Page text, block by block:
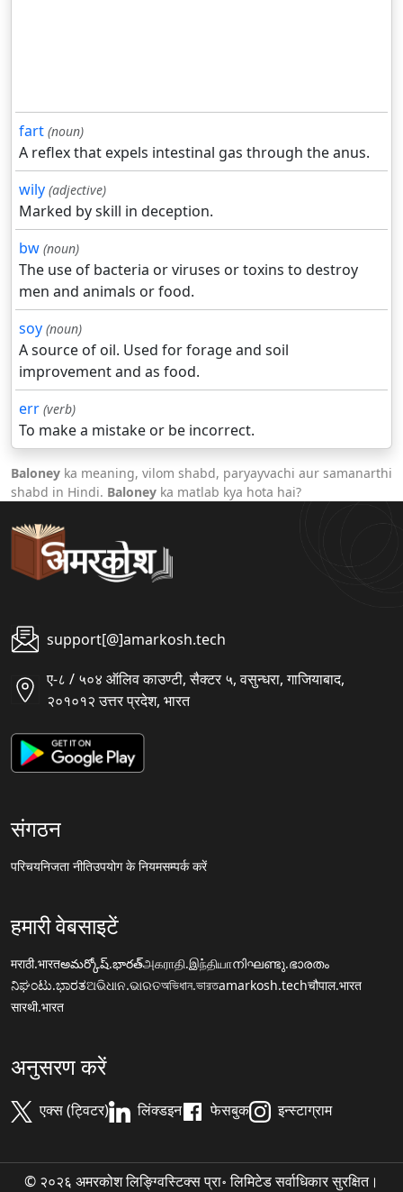
fart (noun)
A reflex that expels intestinal gas through the anus.
wily (adjective)
Marked by skill in deception.
bw (noun)
The use of bacteria or viruses or toxins to destroy
men and animals or food.
soy (noun)
A source of oil. Used for forage and soil
improvement and as food.
err (verb)
To make a mistake or be incorrect.
Baloney ka meaning, vilom shabd, paryayvachi aur samanarthi
shabd in Hindi. Baloney ka matlab kya hota hai?
support[@]amarkosh.tech
ए-८ / ५०४ ऑलिव काउण्टी, सैक्टर ५, वसुन्धरा, गाजियाबाद,
२०१०१२ उत्तर प्रदेश, भारत
संगठन
परिचयनिजता नीतिउपयोग के नियमसम्पर्क करें
हमारी वेबसाइटें
मराठी.भारतఅమర్కోష్.భారత్அகராதி.இந்தியாനിഘണ്ടു.ഭാരതം
ನಿಘಂಟು.ಭಾರತଅଭିଧାନ.ଭାରତঅভিধান.ভারতamarkosh.techचौपाल.भारत
सारथी.भारत
अनुसरण करें
एक्स (ट्विटर) लिंक्डइन फेसबुक इन्स्टाग्राम
© २०२६ अमरकोश लिङ्ग्विस्टिक्स प्रा॰ लिमिटेड सर्वाधिकार सुरक्षित।